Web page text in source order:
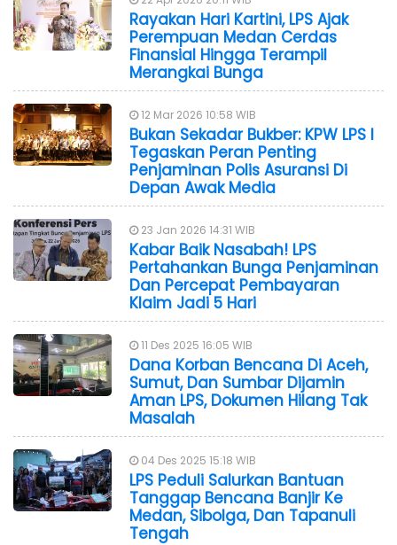
Rayakan Hari Kartini, LPS Ajak
Perempuan Medan Cerdas
Finansial Hingga Terampil
Merangkai Bunga
12 Mar 2026 10:58 WIB
Bukan Sekadar Bukber: KPW LPS I
Tegaskan Peran Penting
Penjaminan Polis Asuransi Di
Depan Awak Media
23 Jan 2026 14:31 WIB
Kabar Baik Nasabah! LPS
Pertahankan Bunga Penjaminan
Dan Percepat Pembayaran
Klaim Jadi 5 Hari
11 Des 2025 16:05 WIB
Dana Korban Bencana Di Aceh,
Sumut, Dan Sumbar Dijamin
Aman LPS, Dokumen Hilang Tak
Masalah
04 Des 2025 15:18 WIB
LPS Peduli Salurkan Bantuan
Tanggap Bencana Banjir Ke
Medan, Sibolga, Dan Tapanuli
Tengah